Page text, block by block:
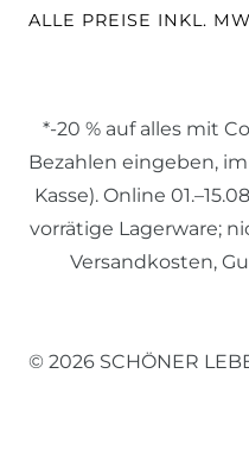
ALLE PREISE INKL.
*-20 % auf alles mit
Bezahlen eingeben,
Kasse). Online
vorrätige Lagerware;
Versandkosten,
© 2026 SCHÖNER